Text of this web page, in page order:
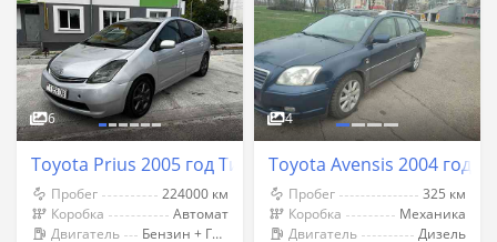
6
Toyota Prius 2005 год Тирасполь
Пробег
224000 км
Коробка
Автомат
Двигатель
Бензин + Газ (Метан)
4
Toyota Avensis 2004 год
Пробег
325 км
Коробка
Механика
Двигатель
Дизель